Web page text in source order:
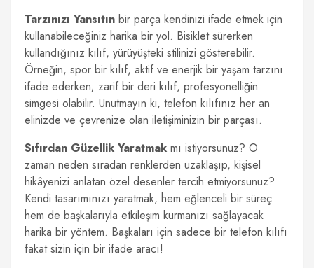
Tarzınızı Yansıtın bir parça kendinizi ifade etmek için
kullanabileceğiniz harika bir yol. Bisiklet sürerken
kullandığınız kılıf, yürüyüşteki stilinizi gösterebilir.
Örneğin, spor bir kılıf, aktif ve enerjik bir yaşam tarzını
ifade ederken; zarif bir deri kılıf, profesyonelliğin
simgesi olabilir. Unutmayın ki, telefon kılıfınız her an
elinizde ve çevrenize olan iletişiminizin bir parçası.
Sıfırdan Güzellik Yaratmak mı istiyorsunuz? O
zaman neden sıradan renklerden uzaklaşıp, kişisel
hikâyenizi anlatan özel desenler tercih etmiyorsunuz?
Kendi tasarımınızı yaratmak, hem eğlenceli bir süreç
hem de başkalarıyla etkileşim kurmanızı sağlayacak
harika bir yöntem. Başkaları için sadece bir telefon kılıfı
fakat sizin için bir ifade aracı!